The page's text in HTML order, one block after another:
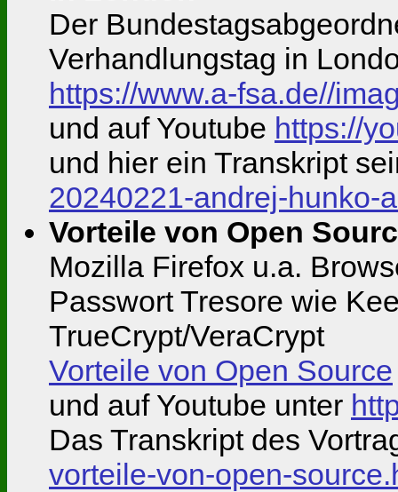
Der
Verhandlungstag in
https://www.a-fsa.de//
und auf Youtube https://
und hier ein Transkript
20240221-andrej-hunko-
Vorteile von Open
Mozilla Firefox u.a.
Passwort Tresore wie
TrueCrypt/VeraCrypt
Vorteile von Open Source
und auf Youtube unter
Das Transkript des
vorteile-von-open-